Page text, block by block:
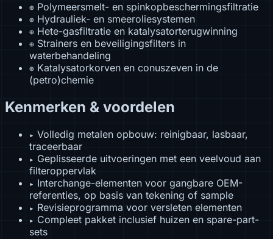
⊕ Polymeersmelt- en spinkopbeschermingsfiltratie
⊕ Hydrauliek- en smeeroliesystemen
⊕ Hete-gasfiltratie en katalysatorterugwinning
⊕ Strainers en beveiligingsfilters in
waterbehandeling
⊕ Katalysatorkorven en conuszeven in de
(petro)chemie
Kenmerken & voordelen
▸ Volledig metalen opbouw: reinigbaar, lasbaar,
traceerbaar
▸ Geplisseerde uitvoeringen met een veelvoud aan
filteroppervlak
▸ Interchange-elementen voor gangbare OEM-
referenties, op basis van tekening of sample
▸ Revisieprogramma voor versleten elementen
▸ Compleet pakket inclusief huizen en spare-part-
sets